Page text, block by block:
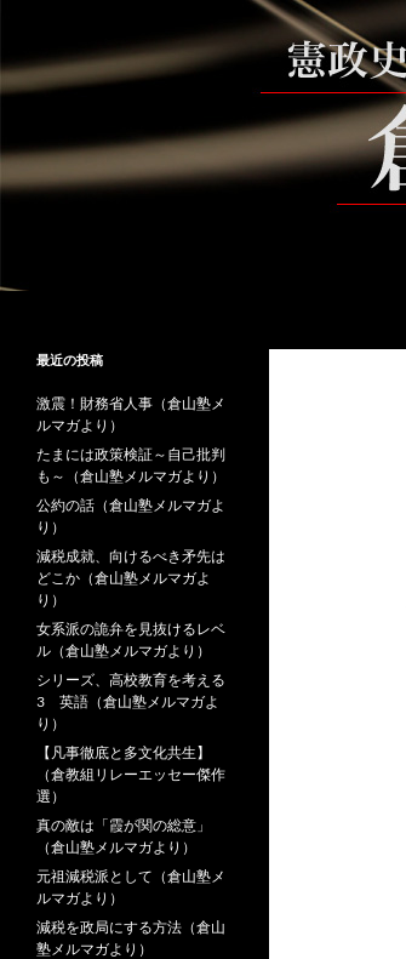
テ
ン
へ
ス
倉山満の砦～誰も教えない時事と教
最近の投稿
激震！財務省人事（倉山塾メ
ルマガより）
たまには政策検証～自己批判
も～（倉山塾メルマガより）
公約の話（倉山塾メルマガよ
り）
減税成就、向けるべき矛先は
どこか（倉山塾メルマガよ
り）
女系派の詭弁を見抜けるレベ
ル（倉山塾メルマガより）
シリーズ、高校教育を考える
3 英語（倉山塾メルマガよ
り）
【凡事徹底と多文化共生】
（倉教組リレーエッセー傑作
選）
真の敵は「霞が関の総意」
（倉山塾メルマガより）
元祖減税派として（倉山塾メ
ルマガより）
減税を政局にする方法（倉山
塾メルマガより）